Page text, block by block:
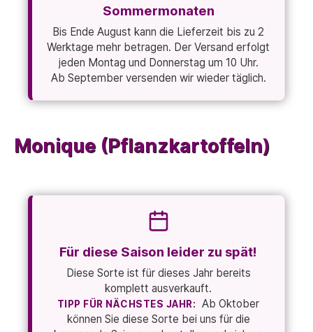
Sommermonaten
Bis Ende August kann die Lieferzeit bis zu 2
Werktage mehr betragen. Der Versand erfolgt
jeden Montag und Donnerstag um 10 Uhr.
Ab September versenden wir wieder täglich.
Monique (Pflanzkartoffeln)
Für diese Saison leider zu spät!
Diese Sorte ist für dieses Jahr bereits
komplett ausverkauft.
TIPP FÜR NÄCHSTES JAHR:
Ab Oktober
können Sie diese Sorte bei uns für die